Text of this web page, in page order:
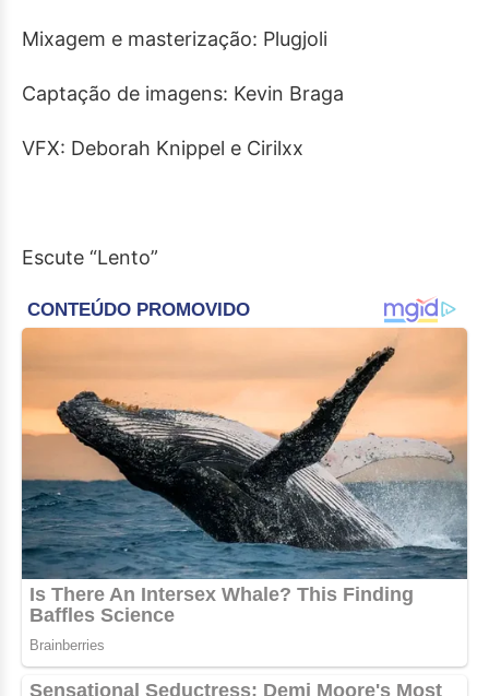
Mixagem e masterização: Plugjoli
Captação de imagens: Kevin Braga
VFX: Deborah Knippel e Cirilxx
Escute “Lento”